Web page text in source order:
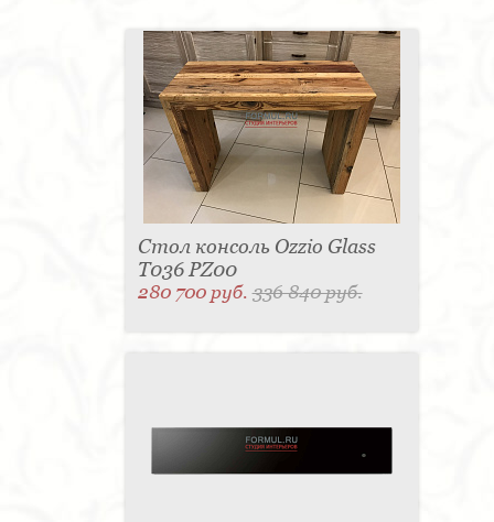
Стол консоль Ozzio Glass
T036 PZ00
280 700 руб.336 840 руб.